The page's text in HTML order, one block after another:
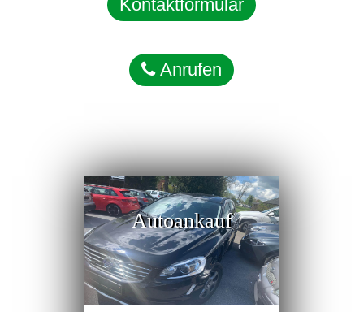
Kontaktformular
Anrufen
Autoankauf